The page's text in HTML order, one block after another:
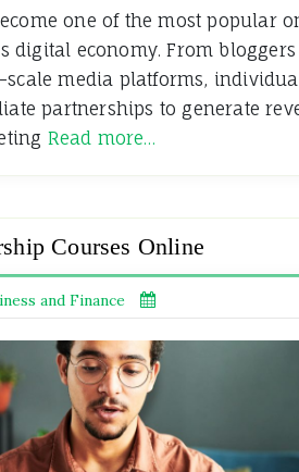
one of the most popular
digital economy. From
scale media platforms,
partnerships to generate
Read more…
Courses Online
and Finance